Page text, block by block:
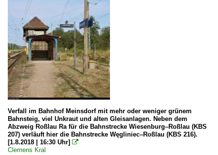
Verfall im Bahnhof Meinsdorf mit mehr oder weniger grünem
Bahnsteig, viel Unkraut und alten Gleisanlagen. Neben dem
Abzweig Roßlau Ra für die Bahnstrecke Wiesenburg–Roßlau (KBS
207) verläuft hier die Bahnstrecke Węgliniec–Roßlau (KBS 216).
[1.8.2018 | 16:30 Uhr] 
Clemens Kral